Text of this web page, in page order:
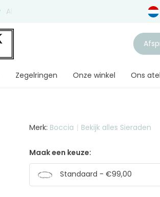
Al
Zegelringen Onze winkel Ons
Merk: Boccia Bekijk alles Sieraden
Maak een keuze:
Standaard - €99,00